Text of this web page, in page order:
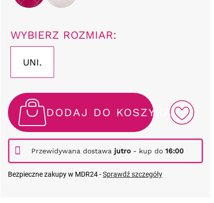
WYBIERZ ROZMIAR:
UNI.
DODAJ DO KOSZYKA
Przewidywana dostawa jutro- kup do 16:00
Bezpieczne zakupy w MDR24 -Sprawdź szczegóły